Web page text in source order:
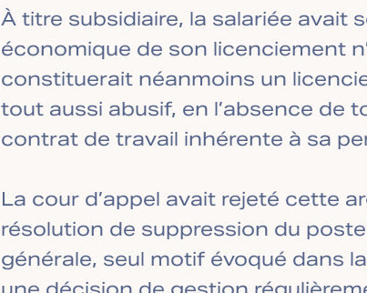
À titre subsidiaire, la salariée avait
économique de son licenciement
constituerait néanmoins un
tout aussi abusif, en l’absence de
contrat de travail inhérente à sa
La cour d’appel avait rejeté cette
résolution de suppression du
générale, seul motif évoqué dans